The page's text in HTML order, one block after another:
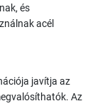
és
acél
javítja az
Az